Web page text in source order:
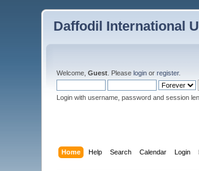
Daffodil International
Welcome,Guest . Pleaselogin orregister.
Login with username, password and session
Home Help Search Calendar Login